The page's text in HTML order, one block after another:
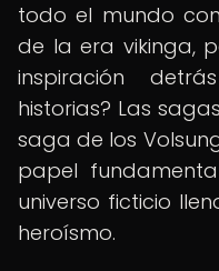
todo el mundo
de la era vikinga,
inspiración
historias? Las
saga de los
papel
universo ficticio
heroísmo.